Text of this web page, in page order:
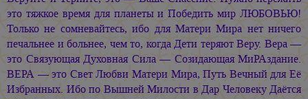
это тяжкое время для планеты и Победить мир ЛЮБОВЬЮ!
Только не сомневайтесь, ибо для Матери Мира нет ничего
печальнее и больнее, чем то, когда Дети теряют Веру. Вера —
это Связующая Духовная Сила — Созидающая МиРАздание.
ВЕРА — это Свет Любви Матери Мира, Путь Вечный для Её
Избранных. Ибо по Вышней Милости в Дар Человеку Даётся